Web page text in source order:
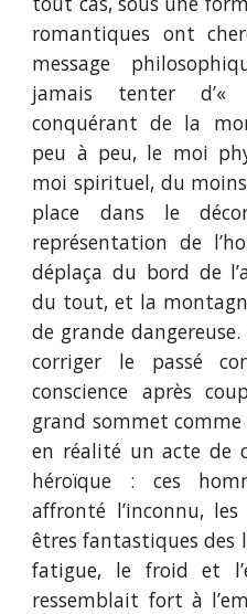
romantiques ont
message
jamais tenter d’«
conquérant de la
peu à peu, le moi
moi spirituel, du
place dans le
représentation de
déplaça du bord de
du tout, et la
de grande
corriger le passé
conscience après
grand sommet
en réalité un acte de
héroïque : ces
affronté l’inconnu,
êtres fantastiques des
fatigue, le froid et
ressemblait fort à